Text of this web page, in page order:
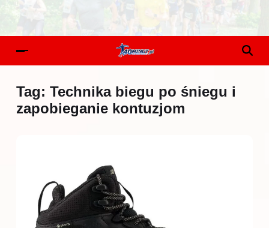
Tag: Technika biegu po śniegu i
zapobieganie kontuzjom